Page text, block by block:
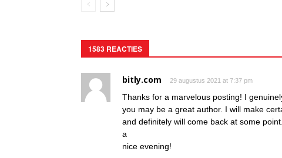
1583 REACTIES
bitly.com 29 augustus 2021 at 7:37 pm
Thanks for a marvelous posting! I
you may be a great author. I will make
and definitely will come back at some
a
nice evening!